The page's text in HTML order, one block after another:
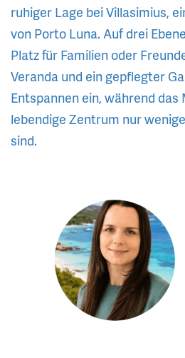
ruhiger Lage bei Villasimius,
von Porto Luna. Auf drei
Platz für Familien oder
Veranda und ein gepflegter
Entspannen ein, während das
lebendige Zentrum nur
sind.